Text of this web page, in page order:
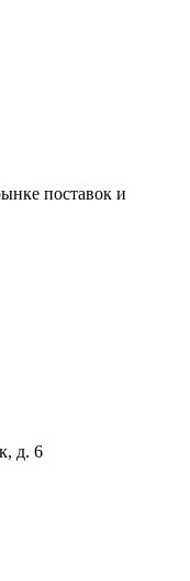
поставок и
д. 6